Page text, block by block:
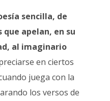
sencilla, de
apelan, en su
al imaginario
en ciertos
juega con la
los versos de